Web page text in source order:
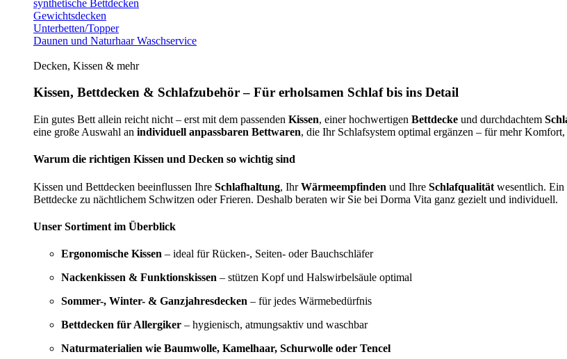
synthetische Bettdecken
Gewichtsdecken
Unterbetten/Topper
Daunen und Naturhaar Waschservice
Decken, Kissen & mehr
Kissen, Bettdecken & Schlafzubehör – Für erholsamen Schlaf bis ins Detail
Ein gutes Bett allein reicht nicht – erst mit dem passenden Kissen, einer hochwertigen Bettdecke und durchdachtem
eine große Auswahl an individuell anpassbaren Bettwaren, die Ihr Schlafsystem optimal ergänzen – für mehr
Warum die richtigen Kissen und Decken so wichtig sind
Kissen und Bettdecken beeinflussen Ihre Schlafhaltung, IhrWärmeempfinden und Ihre Schlafqualität wesentlich. Ein
Bettdecke zu nächtlichem Schwitzen oder Frieren. Deshalb beraten wir Sie bei Dorma Vita ganz gezielt und individuell.
Unser Sortiment im Überblick
Ergonomische Kissen – ideal für Rücken-, Seiten- oder Bauchschläfer
Nackenkissen & Funktionskissen – stützen Kopf und Halswirbelsäule optimal
Sommer-, Winter- & Ganzjahresdecken – für jedes Wärmebedürfnis
Bettdecken für Allergiker – hygienisch, atmungsaktiv und waschbar
Naturmaterialien wie Baumwolle, Kamelhaar, Schurwolle oder Tencel